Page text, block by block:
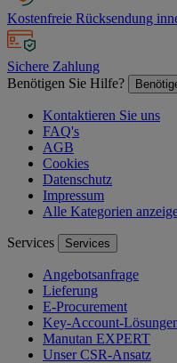
Kostenfreie Rücksendung
Sichere Zahlung
Benötigen Sie Hilfe?
Kontaktieren Sie uns
FAQ's
AGB
Cookies
Datenschutz
Impressum
Alle Kategorien
Services Services
Angebotsanfrage
Lieferung
E-Procurement
Key-Account-
Manutan EXPERT
Unser CSR-Ansatz